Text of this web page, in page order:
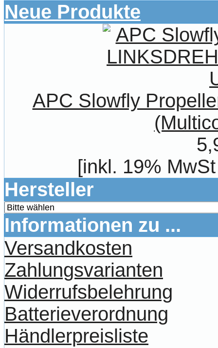
Neue Produkte
APC Slowfly
[inkl. 19%
Hersteller
Informationen zu ...
Versandkosten
Zahlungsvarianten
Widerrufsbelehrung
Batterieverordnung
Händlerpreisliste